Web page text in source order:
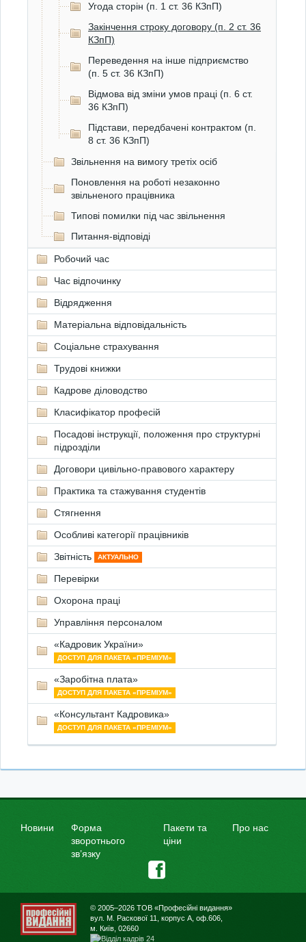
Угода сторін (п. 1 ст. 36 КЗпП)
Закінчення строку договору (п. 2 ст. 36
КЗпП)
Переведення на інше підприємство
(п. 5 ст. 36 КЗпП)
Відмова від зміни умов праці (п. 6 ст.
36 КЗпП)
Підстави, передбачені контрактом (п.
8 ст. 36 КЗпП)
Звільнення на вимогу третіх осіб
Поновлення на роботі незаконно
звільненого працівника
Типові помилки під час звільнення
Питання-відповіді
Робочий час
Час відпочинку
Відрядження
Матеріальна відповідальність
Соціальне страхування
Трудові книжки
Кадрове діловодство
Класифікатор професій
Посадові інструкції, положення про структурні
підрозділи
Договори цивільно-правового характеру
Практика та стажування студентів
Стягнення
Особливі категорії працівників
Звітність
АКТУАЛЬНО
Перевірки
Охорона праці
Управління персоналом
«Кадровик України»
ДОСТУП ДЛЯ ПАКЕТА «ПРЕМІУМ»
«Заробітна плата»
ДОСТУП ДЛЯ ПАКЕТА «ПРЕМІУМ»
«Консультант Кадровика»
ДОСТУП ДЛЯ ПАКЕТА «ПРЕМІУМ»
Новини
Форма
зворотнього
зв’язку
Пакети та
ціни
Про нас
© 2005–2026 ТОВ «Професійні видання»
вул. М. Раскової 11, корпус А, оф.606,
м. Київ, 02660